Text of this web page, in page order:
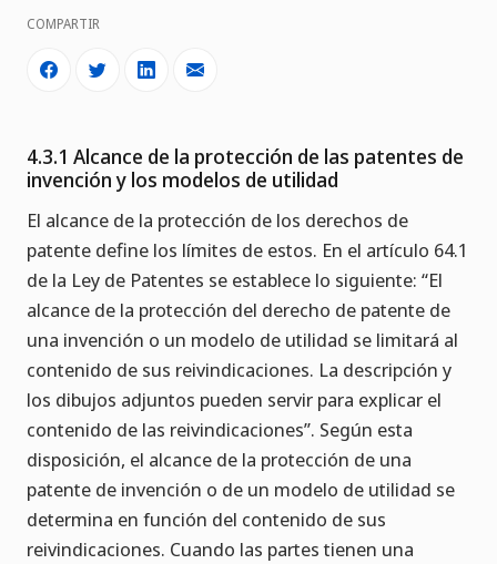
COMPARTIR
4.3.1 Alcance de la protección de las patentes de
invención y los modelos de utilidad
El alcance de la protección de los derechos de
patente define los límites de estos. En el artículo 64.1
de la Ley de Patentes se establece lo siguiente: “El
alcance de la protección del derecho de patente de
una invención o un modelo de utilidad se limitará al
contenido de sus reivindicaciones. La descripción y
los dibujos adjuntos pueden servir para explicar el
contenido de las reivindicaciones”. Según esta
disposición, el alcance de la protección de una
patente de invención o de un modelo de utilidad se
determina en función del contenido de sus
reivindicaciones. Cuando las partes tienen una